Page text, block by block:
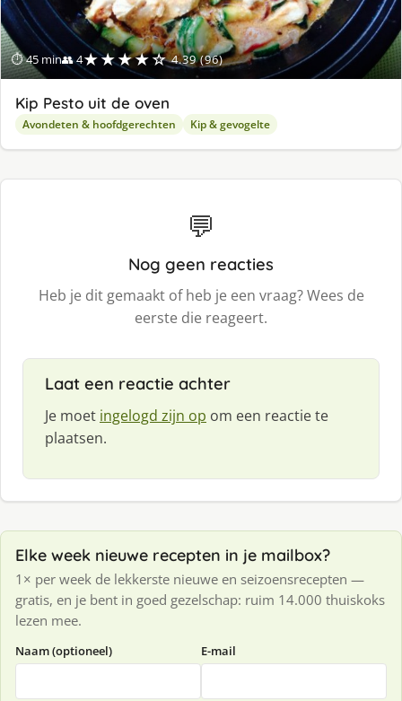
⏱ 45 min👥 4★★★★☆ 4.39 (96)
Kip Pesto uit de oven
Avondeten & hoofdgerechten Kip & gevogelte
💬
Nog geen reacties
Heb je dit gemaakt of heb je een vraag? Wees de
eerste die reageert.
Laat een reactie achter
Je moet ingelogd zijn op om een reactie te
plaatsen.
Elke week nieuwe recepten in je mailbox?
1× per week de lekkerste nieuwe en seizoensrecepten —
gratis, en je bent in goed gezelschap: ruim 14.000 thuiskoks
lezen mee.
Naam (optioneel) E-mail